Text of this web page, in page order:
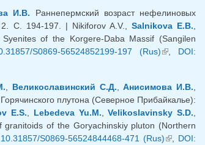
И.В. Раннепермский возраст нефелиновых
С. 194-197. | Nikiforov A.V., Salnikova E.B.
of the Korgere-Daba Massif (Sangilen
S0869-56524852199-197 (Rus)(внешняя
, DOI:
Великославинский С.Д. ,Анисимова И.В.
плутона (Северное Прибайкалье):
E.S. Lebedeva Yu.M. ,Velikoslavinsky S.D.
of the Goryachinskiy pluton (Northern
S0869-56524844468-471 (Rus)(внешняя
, DOI: